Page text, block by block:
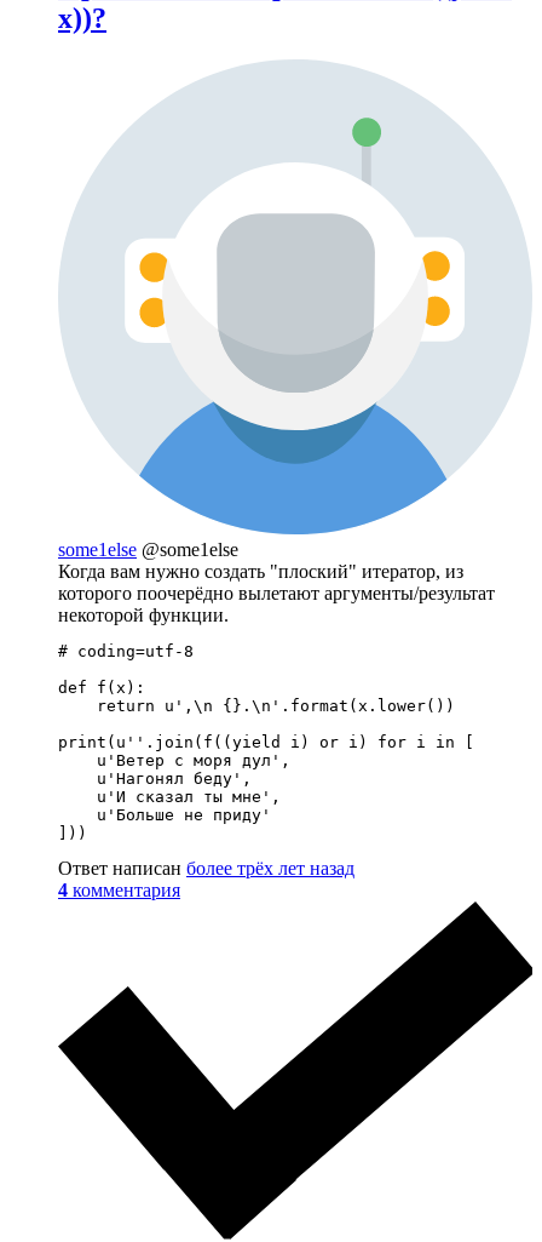
x))?
some1else @some1else
Когда вам нужно создать "плоский" итератор, из
которого поочерёдно вылетают аргументы/результат
некоторой функции.
# coding=utf-8
def f(x):
    return u',\n {}.\n'.format(x.lower())
print(u''.join(f((yield i) or i) for i in [
    u'Ветер с моря дул',
    u'Нагонял беду',
    u'И сказал ты мне',
    u'Больше не приду'
]))
Ответ написан более трёх лет назад
4 комментария